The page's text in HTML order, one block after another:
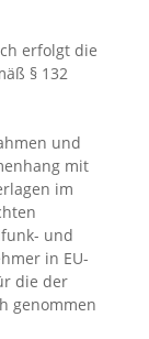
erfolgt die
§ 132
und
mit
im
und
in EU-
die der
genommen